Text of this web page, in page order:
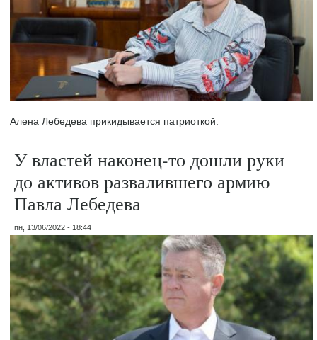
Алена Лебедева прикидывается патриоткой.
У властей наконец-то дошли руки
до активов развалившего армию
Павла Лебедева
пн, 13/06/2022 - 18:44